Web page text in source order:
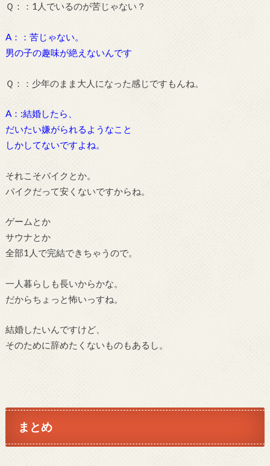
Ｑ：：1人でいるのが苦じゃない？
A：：苦じゃない。
男の子の趣味が絶えないんです
Ｑ：： 少年のまま大人になった感じですもんね。
A：:結婚したら、
だいたい嫌がられるようなこと
しかしてないですよね。
それこそバイクとか。
バイクだって安くないですからね。
ゲームとか
サウナとか
全部1人で完結できちゃうので。
一人暮らしも長いからかな。
だからちょっと怖いっすね。
結婚したいんですけど、
そのために辞めたくないものもあるし。
まとめ